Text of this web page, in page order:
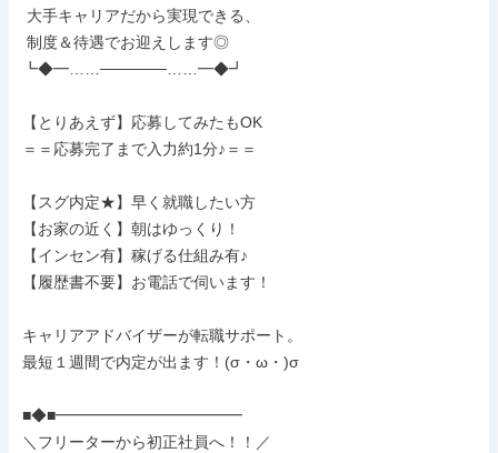
┗◆━……──────……━◆┛
【とりあえず】応募してみたもOK
＝＝応募完了まで入力約1分♪＝＝
【スグ内定★】早く就職したい方
【お家の近く】朝はゆっくり！
【インセン有】稼げる仕組み有♪
【履歴書不要】お電話で伺います！
キャリアアドバイザーが転職サポート。
最短１週間で内定が出ます！(σ・ω・)σ
■◆■━━━━━━━━━━━━
＼フリーターから初正社員へ！！／